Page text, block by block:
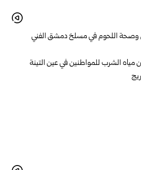
اللحوم في مسلخ ‏دمشق الفني